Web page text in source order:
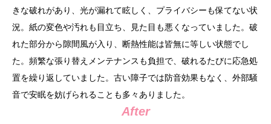
きな破れがあり、光が漏れて眩しく、プライバシーも保てない状
況。紙の変色や汚れも目立ち、見た目も悪くなっていました。破
れた部分から隙間風が入り、断熱性能は皆無に等しい状態でし
た。頻繁な張り替えメンテナンスも負担で、破れるたびに応急処
置を繰り返していました。古い障子では防音効果もなく、外部騒
音で安眠を妨げられることも多々ありました。
After